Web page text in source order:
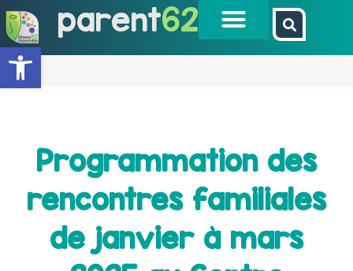
Ouvrir la barre d’outils
parent62
Programmation des
rencontres familiales
de janvier à mars